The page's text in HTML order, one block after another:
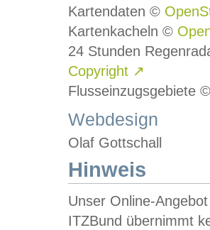
Kartendaten ©
Kartenkacheln ©
24 Stunden
Copyright ↗
Flusseinzugsgebiete
Webdesign
Olaf Gottschall
Hinweis
Unser Online-
ITZBund übernimmt